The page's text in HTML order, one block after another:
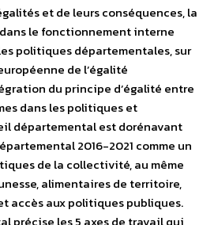
et de leurs conséquences, la
le fonctionnement interne
politiques départementales, sur
de l’égalité
du principe d’égalité entre
dans les politiques et
départemental est dorénavant
2016-2021 comme un
de la collectivité, au même
alimentaires de territoire,
accès aux politiques publiques.